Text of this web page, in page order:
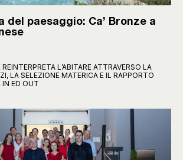
del paesaggio: Ca’ Bronze a
L’ABITARE ATTRAVERSO LA
LA SELEZIONE MATERICA E IL RAPPORTO
IN ED OUT